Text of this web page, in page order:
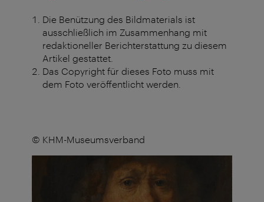
Die Benützung des Bildmaterials ist
ausschließlich im Zusammenhang mit
redaktioneller Berichterstattung zu diesem
Artikel gestattet.
Das Copyright für dieses Foto muss mit
dem Foto veröffentlicht werden.
© KHM-Museumsverband